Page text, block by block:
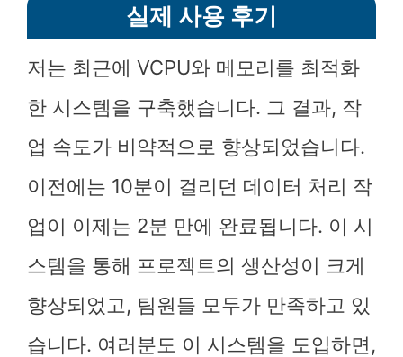
실제 사용 후기
저는 최근에 VCPU와 메모리를 최적화
한 시스템을 구축했습니다. 그 결과, 작
업 속도가 비약적으로 향상되었습니다.
이전에는 10분이 걸리던 데이터 처리 작
업이 이제는 2분 만에 완료됩니다. 이 시
스템을 통해 프로젝트의 생산성이 크게
향상되었고, 팀원들 모두가 만족하고 있
습니다. 여러분도 이 시스템을 도입하면,